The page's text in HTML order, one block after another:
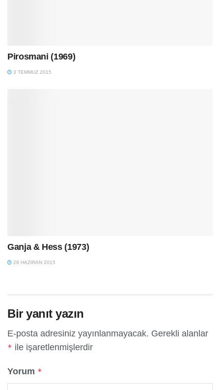
Pirosmani (1969)
3 TEMMUZ 2015
Ganja & Hess (1973)
28 HAZIRAN 2015
Bir yanıt yazın
E-posta adresiniz yayınlanmayacak. Gerekli alanlar
* ile işaretlenmişlerdir
Yorum *